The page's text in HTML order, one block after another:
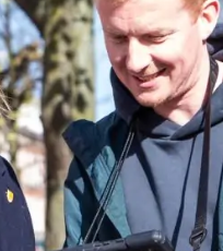
Delft
of een vriendenuitje?
...